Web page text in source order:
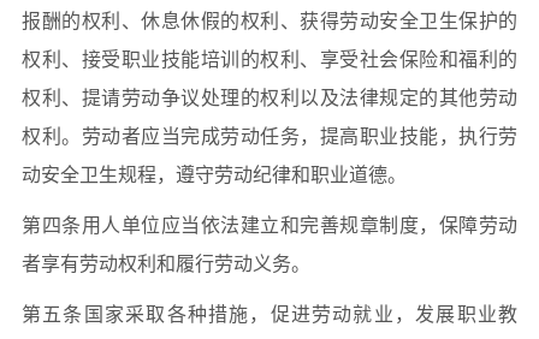
报酬的权利、休息休假的权利、获得劳动安全卫生保护的
权利、接受职业技能培训的权利、享受社会保险和福利的
权利、提请劳动争议处理的权利以及法律规定的其他劳动
权利。劳动者应当完成劳动任务，提高职业技能，执行劳
动安全卫生规程，遵守劳动纪律和职业道德。
第四条用人单位应当依法建立和完善规章制度，保障劳动
者享有劳动权利和履行劳动义务。
第五条国家采取各种措施，促进劳动就业，发展职业教